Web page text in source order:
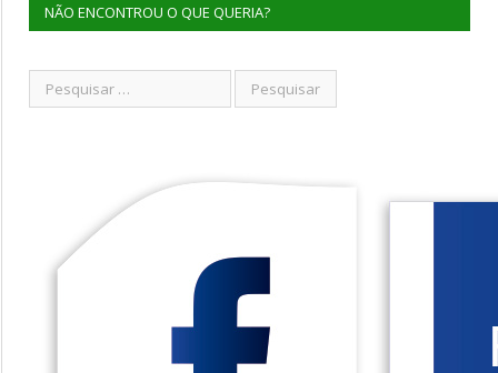
NÃO ENCONTROU O QUE QUERIA?